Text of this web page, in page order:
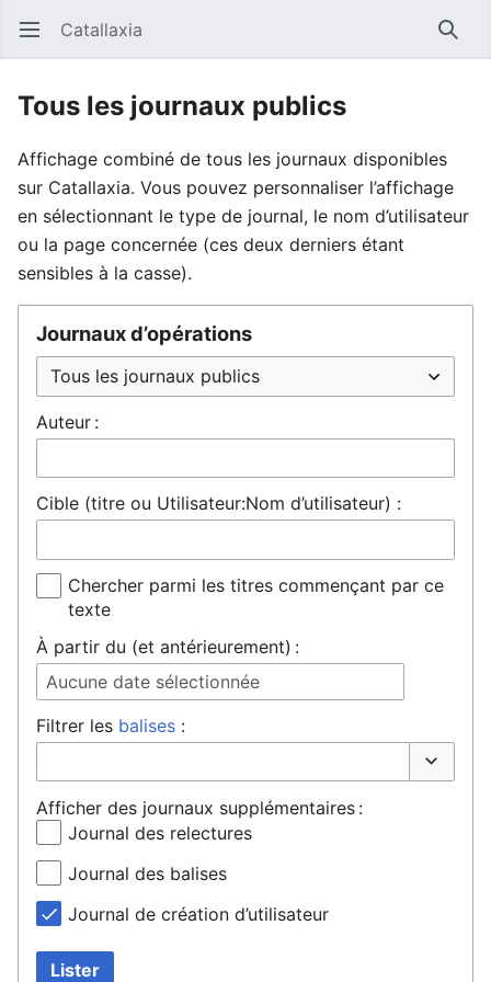
Ouvrir le menu principal Catallaxia
Tous les journaux publics
Affichage combiné de tous les journaux disponibles
sur Catallaxia. Vous pouvez personnaliser l’affichage
en sélectionnant le type de journal, le nom d’utilisateur
ou la page concernée (ces deux derniers étant
sensibles à la casse).
Journaux d’opérations
Auteur :
Cible (titre ou Utilisateur:Nom d’utilisateur) :
Chercher parmi les titres commençant par ce
texte
À partir du (et antérieurement) :
Aucune date sélectionnée
Filtrer les balises :
Afficher des journaux supplémentaires :
Journal des relectures
Journal des balises
Journal de création d’utilisateur
Lister